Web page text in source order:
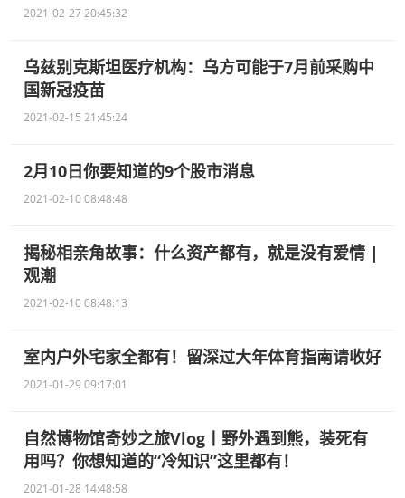
2021-02-27 20:45:32
乌兹别克斯坦医疗机构：乌方可能于7月前采购中
国新冠疫苗
2021-02-15 21:45:24
2月10日你要知道的9个股市消息
2021-02-10 08:48:48
揭秘相亲角故事：什么资产都有，就是没有爱情 |
观潮
2021-02-10 08:48:13
室内户外宅家全都有！留深过大年体育指南请收好
2021-01-29 09:17:01
自然博物馆奇妙之旅Vlog丨野外遇到熊，装死有
用吗？你想知道的“冷知识”这里都有！
2021-01-28 14:48:58